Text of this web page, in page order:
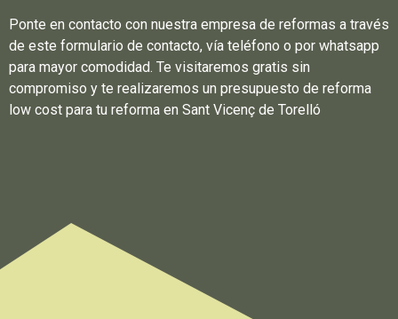
Ponte en contacto con nuestra empresa de reformas a través
de este formulario de contacto, vía teléfono o por whatsapp
para mayor comodidad. Te visitaremos gratis sin
compromiso y te realizaremos un presupuesto de reforma
low cost para tu reforma en Sant Vicenç de Torelló